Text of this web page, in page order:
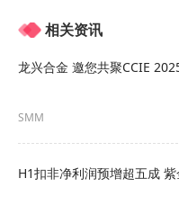
理可直接作为电解铜
矿的替代品，需要经
相关资讯
龙兴合金 邀您共聚CCIE
SMM
H1扣非净利润预增超五成